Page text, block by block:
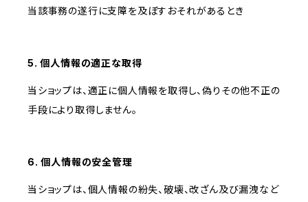
当該事務の遂行に支障を及ぼすおそれがあるとき
5. 個人情報の適正な取得
当ショップは、適正に個人情報を取得し、偽りその他不正の
手段により取得しません。
6. 個人情報の安全管理
当ショップは、個人情報の紛失、破壊、改ざん及び漏洩など